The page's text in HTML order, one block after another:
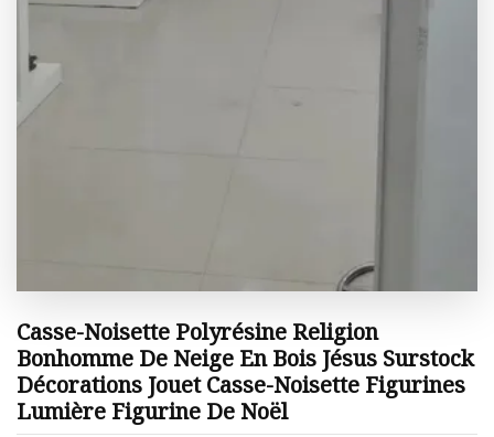
Casse-Noisette Polyrésine Religion
Bonhomme De Neige En Bois Jésus Surstock
Décorations Jouet Casse-Noisette Figurines
Lumière Figurine De Noël